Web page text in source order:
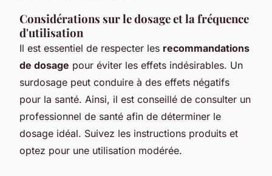
Considérations sur le dosage et la fréquence
d'utilisation
Il est essentiel de respecter les recommandations
de dosage pour éviter les effets indésirables. Un
surdosage peut conduire à des effets négatifs
pour la santé. Ainsi, il est conseillé de consulter un
professionnel de santé afin de déterminer le
dosage idéal. Suivez les instructions produits et
optez pour une utilisation modérée.